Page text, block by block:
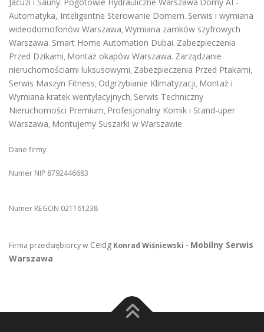
.
Automatyka, Inteligentne Sterowanie Domem. Serwis i wymiana
wideodomofonów Warszawa, Wymiana zamków szyfrowych
Warszawa. Smart Home Automation Dubai. Zabezpieczenia
Przed Dzikami, Montaż okapów Warszawa. Zarządzanie
nieruchomościami luksusowymi, Zabezpieczenia Przed Ptakami,
Serwis Maszyn Fitness, Odgrzybianie Klimatyzacji, Montaż i
Wymiana kratek wentylacyjnych, Serwis Techniczny
Nieruchomości Premium, Profesjonalny Komik i Stand-uper
Warszawa, Montujemy Suszarki w Warszawie.
Dane firmy:
Numer NIP 8792446683
Numer REGON 021161238
Firma przedsiębiorcy w Ceidg Konrad Wiśniewski - Mobilny Serwis
Warszawa